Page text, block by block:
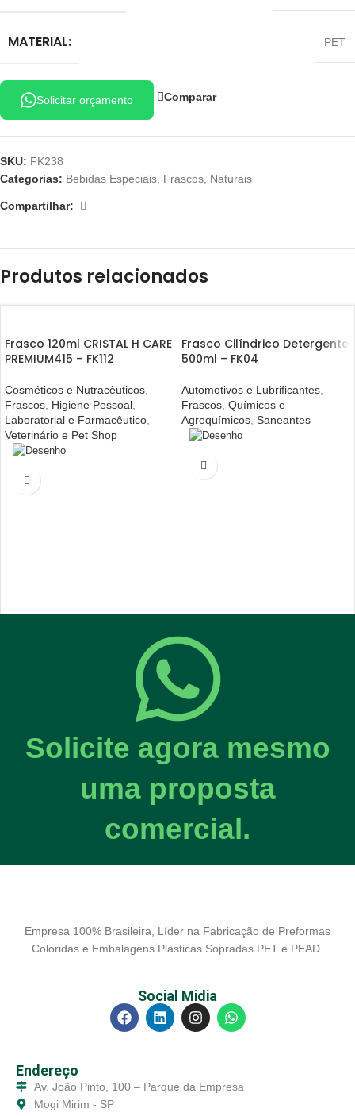
MATERIAL: PET
Solicitar orçamento Comparar
SKU: FK238
Categorias: Bebidas Especiais Frascos Naturais
Compartilhar:
Produtos relacionados
Frasco 120ml CRISTAL H CARE
PREMIUM415 – FK112
Cosméticos e Nutracêuticos
Frascos Higiene Pessoal
Laboratorial e Farmacêutico
Veterinário e Pet Shop
Frasco Cilíndrico Detergente
500ml – FK04
Automotivos e Lubrificantes
Frascos Químicos e
Agroquímicos Saneantes
Solicite agora mesmo
uma proposta
comercial.
Empresa 100% Brasileira, Líder na Fabricação de Preformas
Coloridas e Embalagens Plásticas Sopradas PET e PEAD.
Social Midia
Endereço
Av. João Pinto, 100 – Parque da Empresa
Mogi Mirim - SP